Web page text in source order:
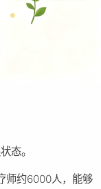
态。
师约6000人，能够